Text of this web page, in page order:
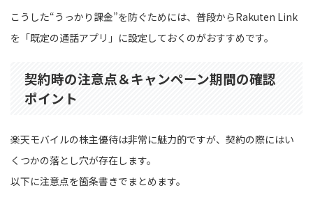
こうした“うっかり課金”を防ぐためには、普段からRakuten Link
を「既定の通話アプリ」に設定しておくのがおすすめです。
契約時の注意点＆キャンペーン期間の確認
ポイント
楽天モバイルの株主優待は非常に魅力的ですが、契約の際にはい
くつかの落とし穴が存在します。
以下に注意点を箇条書きでまとめます。